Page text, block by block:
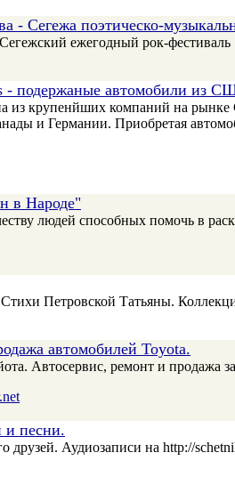
- Сегежа поэтическо-
ежегодный рок-
- подержаные автомобили из
из крупенйших компаний на
и Германии. Приобретая
в Народе"
людей способных помочь в
Петровской Татьяны.
автомобилей Тоyota.
Автосервис, ремонт и продажа
песни.
друзей. Аудиозаписи на http://